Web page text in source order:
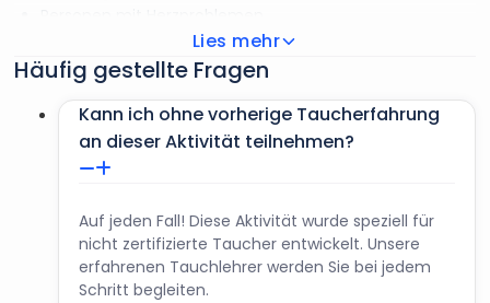
Personen, die nicht schwimmen können.
Personen mit Atemproblemen.
Reisepass.
Bequeme Schuhe.
Badeanzug.
Bequeme Kleidung.
Lies mehr
Häufig gestellte Fragen
Kann ich ohne vorherige Taucherfahrung
an dieser Aktivität teilnehmen?
Auf jeden Fall! Diese Aktivität wurde speziell für
nicht zertifizierte Taucher entwickelt. Unsere
erfahrenen Tauchlehrer werden Sie bei jedem
Schritt begleiten.